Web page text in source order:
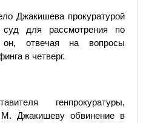
Джакишева прокуратурой
для рассмотрения по
отвечая на вопросы
в четверг.
генпрокуратуры,
М. Джакишеву обвинение в